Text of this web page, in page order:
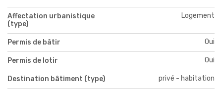
Affectation urbanistique
(type)
Logement
Permis de bâtir Oui
Permis de lotir Oui
Destination bâtiment (type) privé - habitation